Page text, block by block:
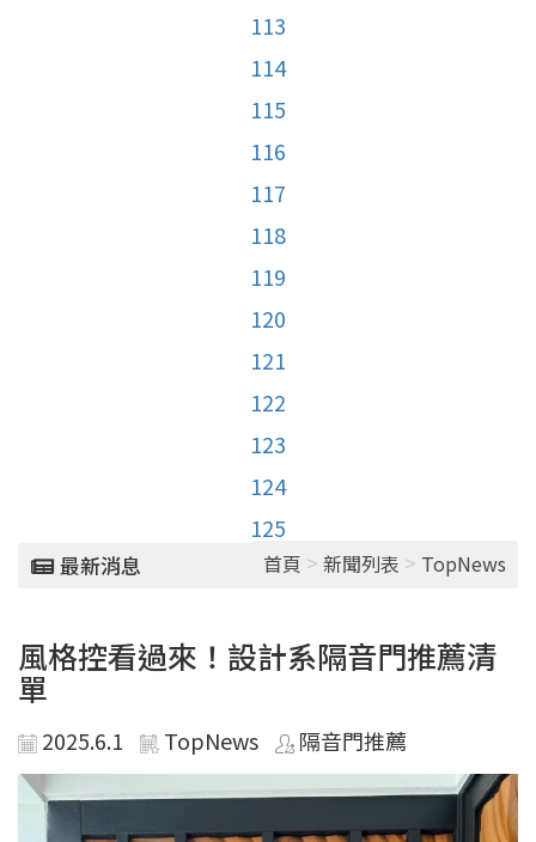
113
114
115
116
117
118
119
120
121
122
123
124
125
最新消息 首頁 > 新聞列表 > TopNews
風格控看過來！設計系隔音門推薦清
單
2025.6.1 TopNews 隔音門推薦